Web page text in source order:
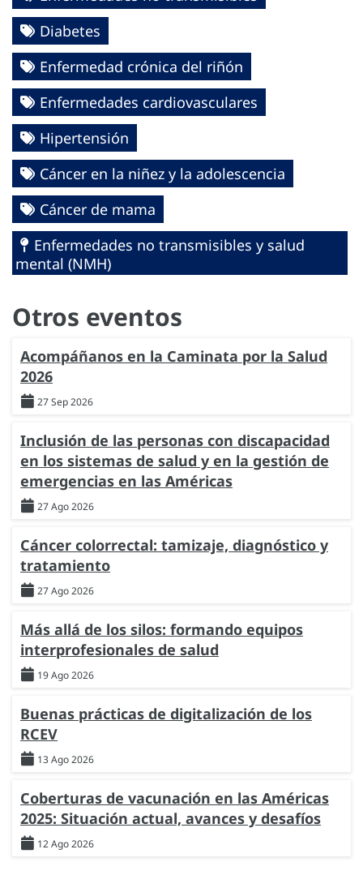
Diabetes
Enfermedad crónica del riñón
Enfermedades cardiovasculares
Hipertensión
Cáncer en la niñez y la adolescencia
Cáncer de mama
Enfermedades no transmisibles y salud
mental (NMH)
Otros eventos
Acompáñanos en la Caminata por la Salud
2026
27 Sep 2026
Inclusión de las personas con discapacidad
en los sistemas de salud y en la gestión de
emergencias en las Américas
27 Ago 2026
Cáncer colorrectal: tamizaje, diagnóstico y
tratamiento
27 Ago 2026
Más allá de los silos: formando equipos
interprofesionales de salud
19 Ago 2026
Buenas prácticas de digitalización de los
RCEV
13 Ago 2026
Coberturas de vacunación en las Américas
2025: Situación actual, avances y desafíos
12 Ago 2026